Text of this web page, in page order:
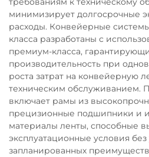
минимизирует долгосрочные
расходы. Конвейерные
класса разработаны с
премиум-класса,
производительность при
роста затрат на конвейерную
техническим обслуживанием.
включает рамы из
прецизионные подшипники и
материалы ленты, способные
эксплуатационные условия
запланированных